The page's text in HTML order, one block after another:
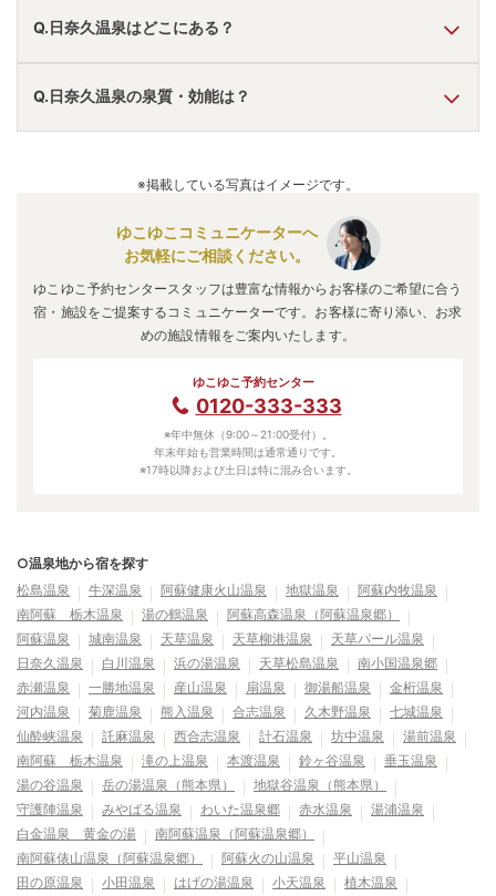
A. 温泉・お湯の特徴はさらさら
「アクセスが便利」と言われています。
Q.日奈久温泉はどこにある？
A. 日奈久温泉 は、熊本県八代市日奈久中町・上西町
す。
車でお越しの方は、日奈久ICから車で約5分。
Q.日奈久温泉の泉質・効能は？
われています。※掲載している写真はイメージです。
ゆこゆこコミュニケーターへ
お気軽にご相談ください。
ゆこゆこ予約センタースタッフは豊富な情報からお客様のご希望に合う
宿・施設をご提案するコミュニケーターです。お客様に寄り添い、お求
めの施設情報をご案内いたします。
ゆこゆこ予約センター
0120-333-333
※年中無休（9:00～21:00受付）。
年末年始も営業時間は通常通りです。
※17時以降および土日は特に混み合います。
○温泉地から宿を探す
松島温泉
牛深温泉 阿蘇健康火山温泉 地獄温泉
阿蘇内牧温泉
南阿蘇 栃木温泉
湯の鶴温泉
阿蘇高森温泉（阿蘇温泉郷）
阿蘇温泉
城南温泉 天草温泉 天草柳港温泉
天草パール温泉
日奈久温泉
白川温泉 浜の湯温泉 天草松島温泉
南小国温泉郷
赤瀬温泉
一勝地温泉 産山温泉 扇温泉 御湯船温泉
金桁温泉
河内温泉
菊鹿温泉 熊入温泉 合志温泉 久木野温泉
七城温泉
仙酔峡温泉
託麻温泉 西合志温泉 計石温泉 坊中温泉
湯前温泉
南阿蘇 栃木温泉
滝の上温泉 本渡温泉 鈴ヶ谷温泉
垂玉温泉
湯の谷温泉
岳の湯温泉（熊本県）
地獄谷温泉（熊本県）
守護陣温泉
みやばる温泉 わいた温泉郷 赤水温泉
湯浦温泉
白金温泉 黄金の湯
南阿蘇温泉（阿蘇温泉郷）
南阿蘇俵山温泉（阿蘇温泉郷）
阿蘇火の山温泉
平山温泉
田の原温泉
小田温泉 はげの湯温泉 小天温泉 植木温泉